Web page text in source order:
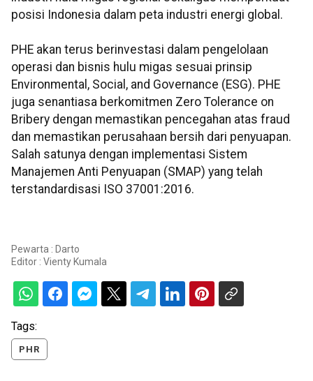
posisi Indonesia dalam peta industri energi global.
PHE akan terus berinvestasi dalam pengelolaan
operasi dan bisnis hulu migas sesuai prinsip
Environmental, Social, and Governance (ESG). PHE
juga senantiasa berkomitmen Zero Tolerance on
Bribery dengan memastikan pencegahan atas fraud
dan memastikan perusahaan bersih dari penyuapan.
Salah satunya dengan implementasi Sistem
Manajemen Anti Penyuapan (SMAP) yang telah
terstandardisasi ISO 37001:2016.
Pewarta : Darto
Editor : Vienty Kumala
Tags:
PHR